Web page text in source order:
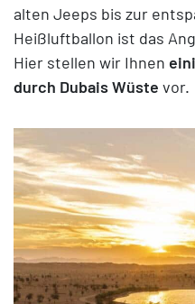
alten Jeeps bis zur
Heißluftballon ist das
Hier stellen wir Ihnen
durch Dubais Wüste vor.